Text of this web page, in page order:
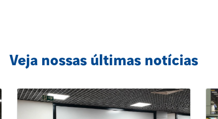
Veja nossas últimas notícias